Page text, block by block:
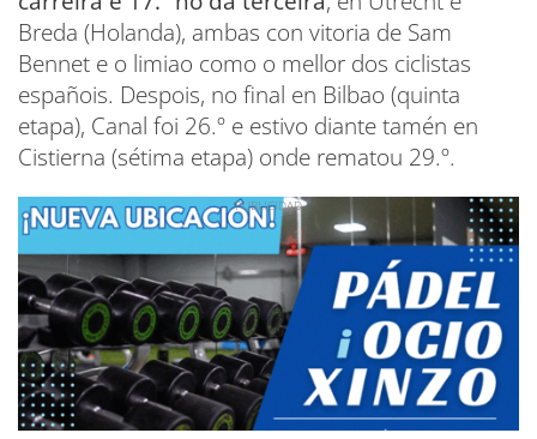
Breda (Holanda), ambas con vitoria de Sam
Bennet e o limiao como o mellor dos ciclistas
españois. Despois, no final en Bilbao (quinta
etapa), Canal foi 26.º e estivo diante tamén en
Cistierna (sétima etapa) onde rematou 29.º.